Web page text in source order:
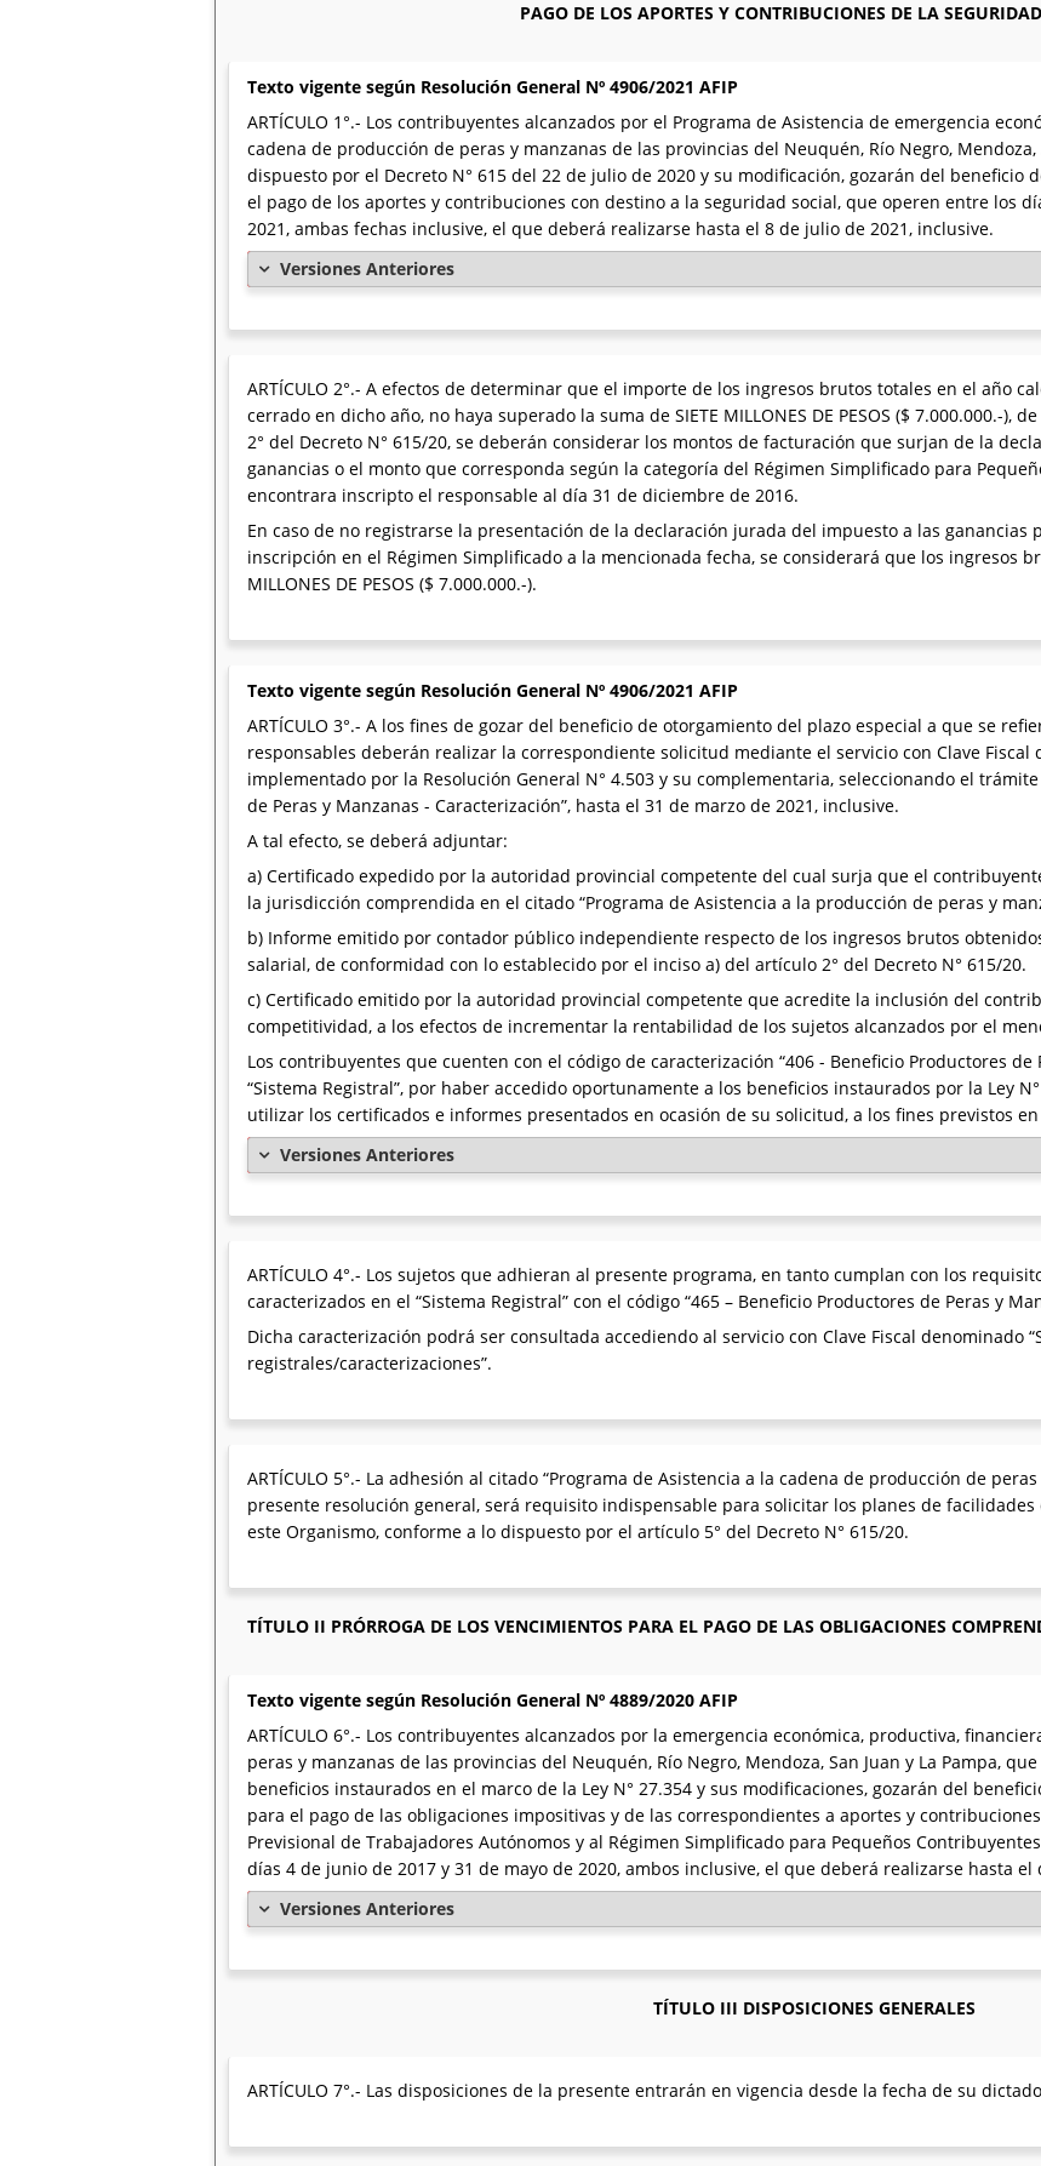
PAGO DE LOS APORTES Y CONTRIBUCIONES DE LA
Texto vigente según Resolución General Nº 4906/2021 AFIP
ARTÍCULO 1°.- Los contribuyentes alcanzados por el Programa de Asistencia de emergencia
cadena de producción de peras y manzanas de las provincias del Neuquén, Río Negro, Mendoza,
dispuesto por el Decreto N° 615 del 22 de julio de 2020 y su modificación, gozarán del beneficio
el pago de los aportes y contribuciones con destino a la seguridad social, que operen entre los
2021, ambas fechas inclusive, el que deberá realizarse hasta el 8 de julio de 2021, inclusive.
Versiones Anteriores
ARTÍCULO 2°.- A efectos de determinar que el importe de los ingresos brutos totales en el año
cerrado en dicho año, no haya superado la suma de SIETE MILLONES DE PESOS ($ 7.000.000.-),
2° del Decreto N° 615/20, se deberán considerar los montos de facturación que surjan de la
ganancias o el monto que corresponda según la categoría del Régimen Simplificado para
encontrara inscripto el responsable al día 31 de diciembre de 2016.
En caso de no registrarse la presentación de la declaración jurada del impuesto a las
inscripción en el Régimen Simplificado a la mencionada fecha, se considerará que los ingresos
MILLONES DE PESOS ($ 7.000.000.-).
Texto vigente según Resolución General Nº 4906/2021 AFIP
ARTÍCULO 3°.- A los fines de gozar del beneficio de otorgamiento del plazo especial a que se
responsables deberán realizar la correspondiente solicitud mediante el servicio con Clave Fiscal
implementado por la Resolución General N° 4.503 y su complementaria, seleccionando el
de Peras y Manzanas - Caracterización”, hasta el 31 de marzo de 2021, inclusive.
A tal efecto, se deberá adjuntar:
a) Certificado expedido por la autoridad provincial competente del cual surja que el
la jurisdicción comprendida en el citado “Programa de Asistencia a la producción de peras y
b) Informe emitido por contador público independiente respecto de los ingresos brutos
salarial, de conformidad con lo establecido por el inciso a) del artículo 2° del Decreto N° 615/20.
c) Certificado emitido por la autoridad provincial competente que acredite la inclusión del
competitividad, a los efectos de incrementar la rentabilidad de los sujetos alcanzados por el
Los contribuyentes que cuenten con el código de caracterización “406 - Beneficio Productores de
“Sistema Registral”, por haber accedido oportunamente a los beneficios instaurados por la Ley
utilizar los certificados e informes presentados en ocasión de su solicitud, a los fines previstos
Versiones Anteriores
ARTÍCULO 4°.- Los sujetos que adhieran al presente programa, en tanto cumplan con los
caracterizados en el “Sistema Registral” con el código “465 – Beneficio Productores de Peras y
Dicha caracterización podrá ser consultada accediendo al servicio con Clave Fiscal denominado
registrales/caracterizaciones”.
ARTÍCULO 5°.- La adhesión al citado “Programa de Asistencia a la cadena de producción de
presente resolución general, será requisito indispensable para solicitar los planes de
este Organismo, conforme a lo dispuesto por el artículo 5° del Decreto N° 615/20.
TÍTULO II PRÓRROGA DE LOS VENCIMIENTOS PARA EL PAGO DE LAS OBLIGACIONES
Texto vigente según Resolución General Nº 4889/2020 AFIP
ARTÍCULO 6°.- Los contribuyentes alcanzados por la emergencia económica, productiva,
peras y manzanas de las provincias del Neuquén, Río Negro, Mendoza, San Juan y La Pampa,
beneficios instaurados en el marco de la Ley N° 27.354 y sus modificaciones, gozarán del
para el pago de las obligaciones impositivas y de las correspondientes a aportes y
Previsional de Trabajadores Autónomos y al Régimen Simplificado para Pequeños
días 4 de junio de 2017 y 31 de mayo de 2020, ambos inclusive, el que deberá realizarse hasta
Versiones Anteriores
TÍTULO III DISPOSICIONES GENERALES
ARTÍCULO 7°.- Las disposiciones de la presente entrarán en vigencia desde la fecha de su